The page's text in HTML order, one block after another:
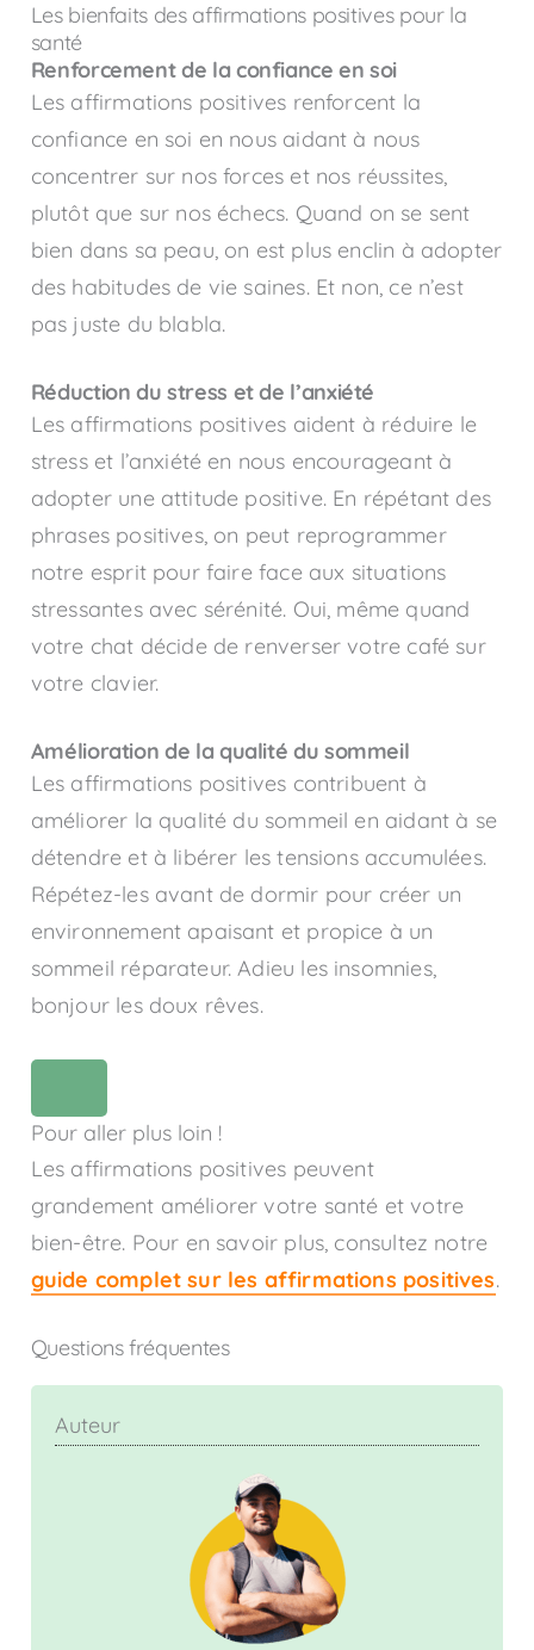
Les bienfaits des affirmations positives pour la
santé
Renforcement de la confiance en soi
Les affirmations positives renforcent la
confiance en soi en nous aidant à nous
concentrer sur nos forces et nos réussites,
plutôt que sur nos échecs. Quand on se sent
bien dans sa peau, on est plus enclin à adopter
des habitudes de vie saines. Et non, ce n’est
pas juste du blabla.
Réduction du stress et de l’anxiété
Les affirmations positives aident à réduire le
stress et l’anxiété en nous encourageant à
adopter une attitude positive. En répétant des
phrases positives, on peut reprogrammer
notre esprit pour faire face aux situations
stressantes avec sérénité. Oui, même quand
votre chat décide de renverser votre café sur
votre clavier.
Amélioration de la qualité du sommeil
Les affirmations positives contribuent à
améliorer la qualité du sommeil en aidant à se
détendre et à libérer les tensions accumulées.
Répétez-les avant de dormir pour créer un
environnement apaisant et propice à un
sommeil réparateur. Adieu les insomnies,
bonjour les doux rêves.
Pour aller plus loin !
Les affirmations positives peuvent
grandement améliorer votre santé et votre
bien-être. Pour en savoir plus, consultez notre
guide complet sur les affirmations positives.
Questions fréquentes
Auteur